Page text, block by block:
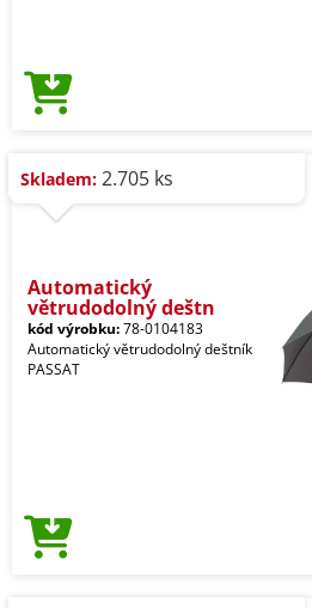
Skladem: 2.705 ks
Automatický
větrudodolný deštn
kód výrobku:78-0104183
Automatický větrudodolný deštník
PASSAT